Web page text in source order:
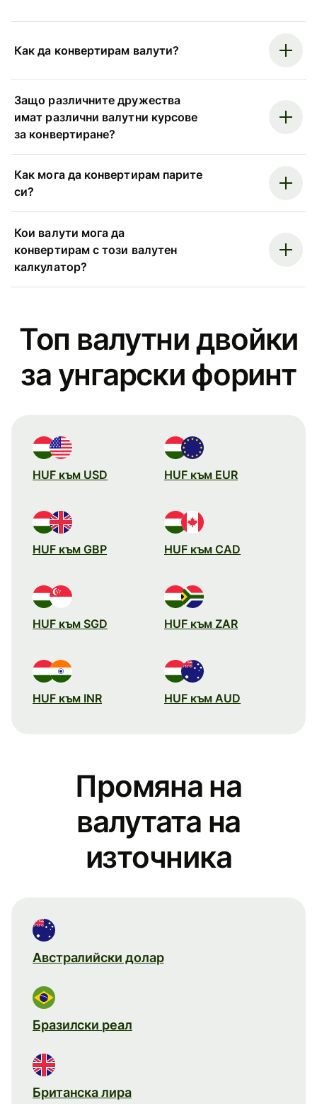
Как да конвертирам валути?
Защо различните дружества
имат различни валутни курсове
за конвертиране?
Как мога да конвертирам парите
си?
Кои валути мога да
конвертирам с този валутен
калкулатор?
Топ валутни двойки
за унгарски форинт
HUF към USD HUF към EUR
HUF към GBP HUF към CAD
HUF към SGD HUF към ZAR
HUF към INR HUF към AUD
Промяна на
валутата на
източника
Австралийски долар
Бразилски реал
Британска лира